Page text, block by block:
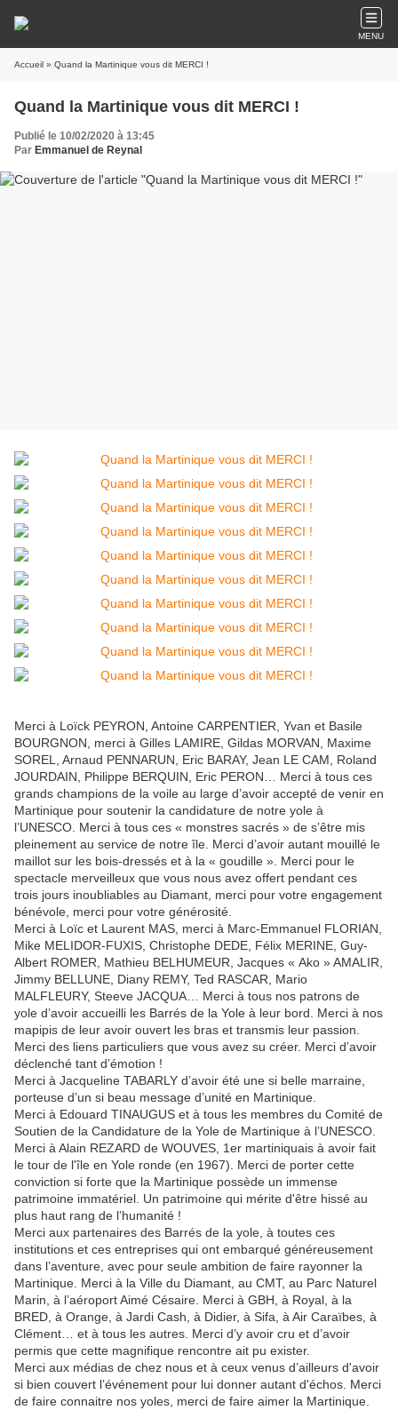
MENU
Accueil » Quand la Martinique vous dit MERCI !
Quand la Martinique vous dit MERCI !
Publié le 10/02/2020 à 13:45
Par Emmanuel de Reynal
Merci à Loïck PEYRON, Antoine CARPENTIER, Yvan et Basile
BOURGNON, merci à Gilles LAMIRE, Gildas MORVAN, Maxime
SOREL, Arnaud PENNARUN, Eric BARAY, Jean LE CAM, Roland
JOURDAIN, Philippe BERQUIN, Eric PERON… Merci à tous ces
grands champions de la voile au large d’avoir accepté de venir en
Martinique pour soutenir la candidature de notre yole à
l’UNESCO. Merci à tous ces « monstres sacrés » de s’être mis
pleinement au service de notre île. Merci d’avoir autant mouillé le
maillot sur les bois-dressés et à la « goudille ». Merci pour le
spectacle merveilleux que vous nous avez offert pendant ces
trois jours inoubliables au Diamant, merci pour votre engagement
bénévole, merci pour votre générosité.
Merci à Loïc et Laurent MAS, merci à Marc-Emmanuel FLORIAN,
Mike MELIDOR-FUXIS, Christophe DEDE, Félix MERINE, Guy-
Albert ROMER, Mathieu BELHUMEUR, Jacques « Ako » AMALIR,
Jimmy BELLUNE, Diany REMY, Ted RASCAR, Mario
MALFLEURY, Steeve JACQUA… Merci à tous nos patrons de
yole d’avoir accueilli les Barrés de la Yole à leur bord. Merci à nos
mapipis de leur avoir ouvert les bras et transmis leur passion.
Merci des liens particuliers que vous avez su créer. Merci d’avoir
déclenché tant d’émotion !
Merci à Jacqueline TABARLY d’avoir été une si belle marraine,
porteuse d’un si beau message d’unité en Martinique.
Merci à Edouard TINAUGUS et à tous les membres du Comité de
Soutien de la Candidature de la Yole de Martinique à l’UNESCO.
Merci à Alain REZARD de WOUVES, 1er martiniquais à avoir fait
le tour de l'île en Yole ronde (en 1967). Merci de porter cette
conviction si forte que la Martinique possède un immense
patrimoine immatériel. Un patrimoine qui mérite d'être hissé au
plus haut rang de l’humanité !
Merci aux partenaires des Barrés de la yole, à toutes ces
institutions et ces entreprises qui ont embarqué généreusement
dans l’aventure, avec pour seule ambition de faire rayonner la
Martinique. Merci à la Ville du Diamant, au CMT, au Parc Naturel
Marin, à l’aéroport Aimé Césaire. Merci à GBH, à Royal, à la
BRED, à Orange, à Jardi Cash, à Didier, à Sifa, à Air Caraïbes, à
Clément… et à tous les autres. Merci d’y avoir cru et d’avoir
permis que cette magnifique rencontre ait pu exister.
Merci aux médias de chez nous et à ceux venus d’ailleurs d'avoir
si bien couvert l’événement pour lui donner autant d'échos. Merci
de faire connaitre nos yoles, merci de faire aimer la Martinique.